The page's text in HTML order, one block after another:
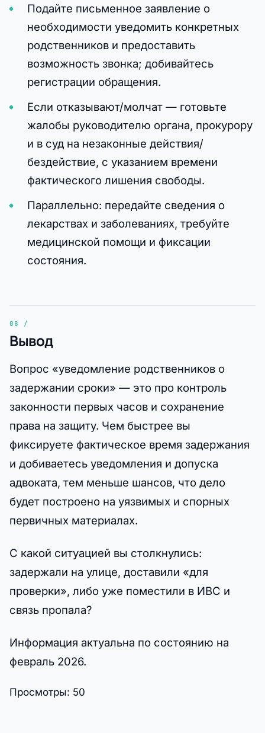
Подайте письменное заявление о
необходимости уведомить конкретных
родственников и предоставить
возможность звонка; добивайтесь
регистрации обращения.
Если отказывают/молчат — готовьте
жалобы руководителю органа, прокурору
и в суд на незаконные действия/
бездействие, с указанием времени
фактического лишения свободы.
Параллельно: передайте сведения о
лекарствах и заболеваниях, требуйте
медицинской помощи и фиксации
состояния.
Вывод
Вопрос «уведомление родственников о
задержании сроки» — это про контроль
законности первых часов и сохранение
права на защиту. Чем быстрее вы
фиксируете фактическое время задержания
и добиваетесь уведомления и допуска
адвоката, тем меньше шансов, что дело
будет построено на уязвимых и спорных
первичных материалах.
С какой ситуацией вы столкнулись:
задержали на улице, доставили «для
проверки», либо уже поместили в ИВС и
связь пропала?
Информация актуальна по состоянию на
февраль 2026.
Просмотры: 50